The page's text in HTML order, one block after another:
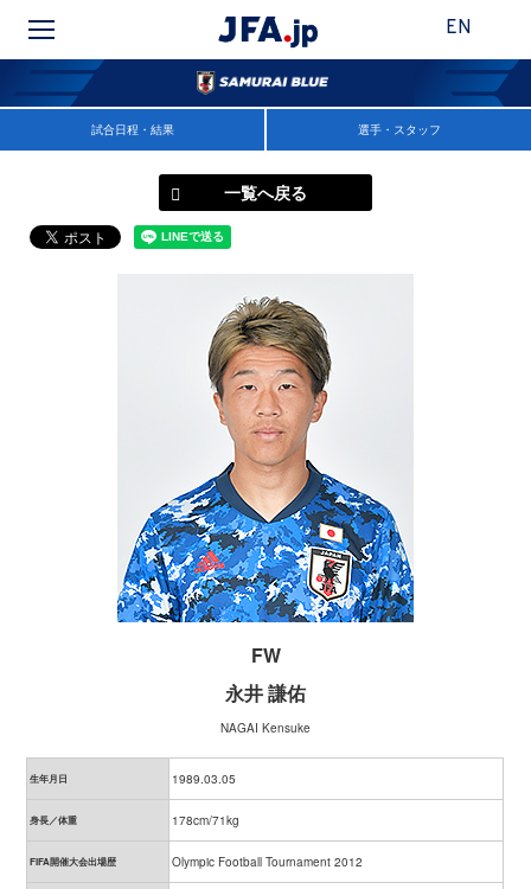
EN
試合日程・結果 選手・スタッフ
一覧へ戻る
FW
永井 謙佑
NAGAI Kensuke
生年月日 1989.03.05
身長／体重 178cm/71kg
FIFA開催大会出場歴 Olympic Football Tournament 2012